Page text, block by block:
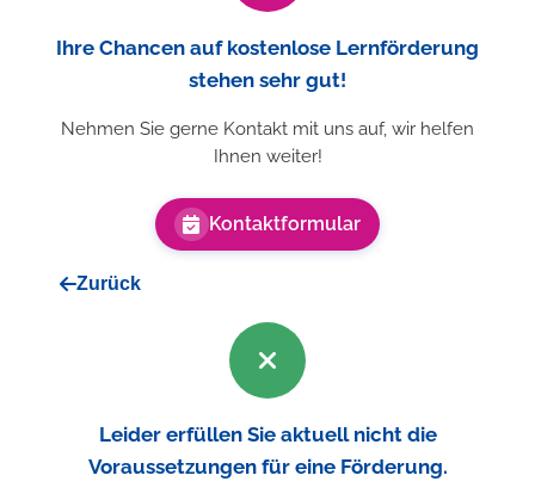
Ihre Chancen auf kostenlose Lernförderung
stehen sehr gut!
Nehmen Sie gerne Kontakt mit uns auf, wir helfen
Ihnen weiter!
Kontaktformular
Zurück
Leider erfüllen Sie aktuell nicht die
Voraussetzungen für eine Förderung.